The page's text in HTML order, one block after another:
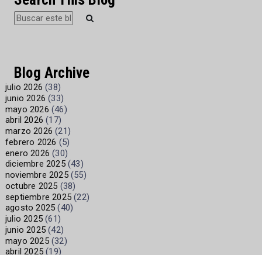
Blog Archive
julio 2026 (38)
junio 2026 (33)
mayo 2026 (46)
abril 2026 (17)
marzo 2026 (21)
febrero 2026 (5)
enero 2026 (30)
diciembre 2025(43)
noviembre 2025(55)
octubre 2025 (38)
septiembre 2025 (22)
agosto 2025 (40)
julio 2025 (61)
junio 2025 (42)
mayo 2025(32)
abril 2025 (19)